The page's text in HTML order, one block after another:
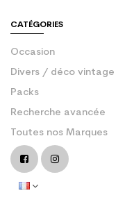
CATÉGORIES
Occasion
Divers / déco vintage
Packs
Recherche avancée
Toutes nos Marques